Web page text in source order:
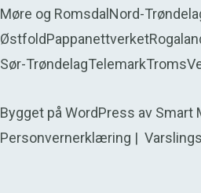
Møre og RomsdalNord-
ØstfoldPappanettverket
Sør-TrøndelagTelemarkTroms
Bygget på WordPress av Smart
Personvernerklæring |